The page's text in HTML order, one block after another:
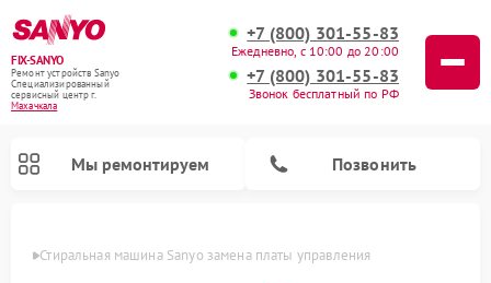
FIX-SANYO
Ремонт устройств Sanyo
Специализированный
cервисный центр г.
Махачкала
+7 (800) 301-55-83
Ежедневно, с 10:00 до 20:00
+7 (800) 301-55-83
Звонок бесплатный по РФ
Мы ремонтируем Позвонить
Стиральная машина Sanyo замена платы управления